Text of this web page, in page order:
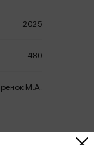
2025
480
М.А.